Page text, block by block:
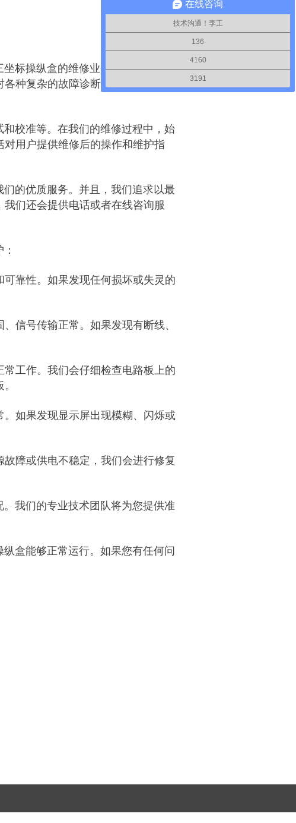
标操纵盒的维修业务。我们的工作
种复杂的故障诊断和维修技术有着
校准等。在我们的维修过程中，始
用户提供维修后的操作和维护指
的优质服务。并且，我们追求以最
们还会提供电话或者在线咨询服
靠性。如果发现任何损坏或失灵的
信号传输正常。如果发现有断线、
工作。我们会仔细检查电路板上的
如果发现显示屏出现模糊、闪烁或
障或供电不稳定，我们会进行修复
我们的专业技术团队将为您提供准
盒能够正常运行。如果您有任何问
在线咨询
技术沟通！李工
136
4160
3191